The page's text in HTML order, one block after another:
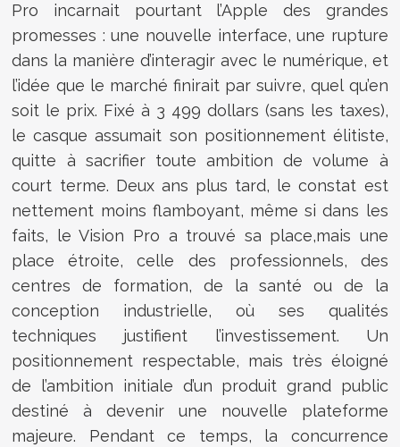
Pro incarnait pourtant l’Apple des grandes
promesses : une nouvelle interface, une rupture
dans la manière d’interagir avec le numérique, et
l’idée que le marché finirait par suivre, quel qu’en
soit le prix. Fixé à 3 499 dollars (sans les taxes),
le casque assumait son positionnement élitiste,
quitte à sacrifier toute ambition de volume à
court terme. Deux ans plus tard, le constat est
nettement moins flamboyant, même si dans les
faits, le Vision Pro a trouvé sa place,mais une
place étroite, celle des professionnels, des
centres de formation, de la santé ou de la
conception industrielle, où ses qualités
techniques justifient l’investissement. Un
positionnement respectable, mais très éloigné
de l’ambition initiale d’un produit grand public
destiné à devenir une nouvelle plateforme
majeure. Pendant ce temps, la concurrence